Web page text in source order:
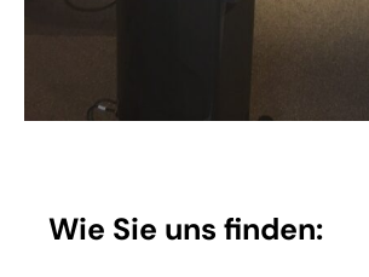
Wie Sie uns finden: